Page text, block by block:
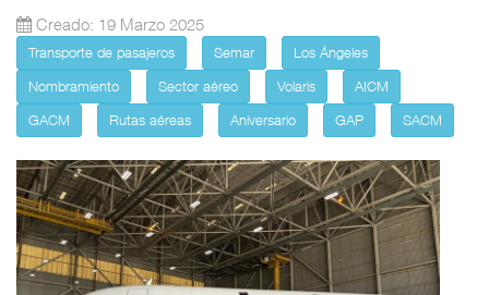
Creado: 19 Marzo 2025
Transporte de pasajeros Semar
Los Ángeles
Nombramiento
Sector aéreo Volaris
AICM
GACM
Rutas aéreas Aniversario GAP SACM